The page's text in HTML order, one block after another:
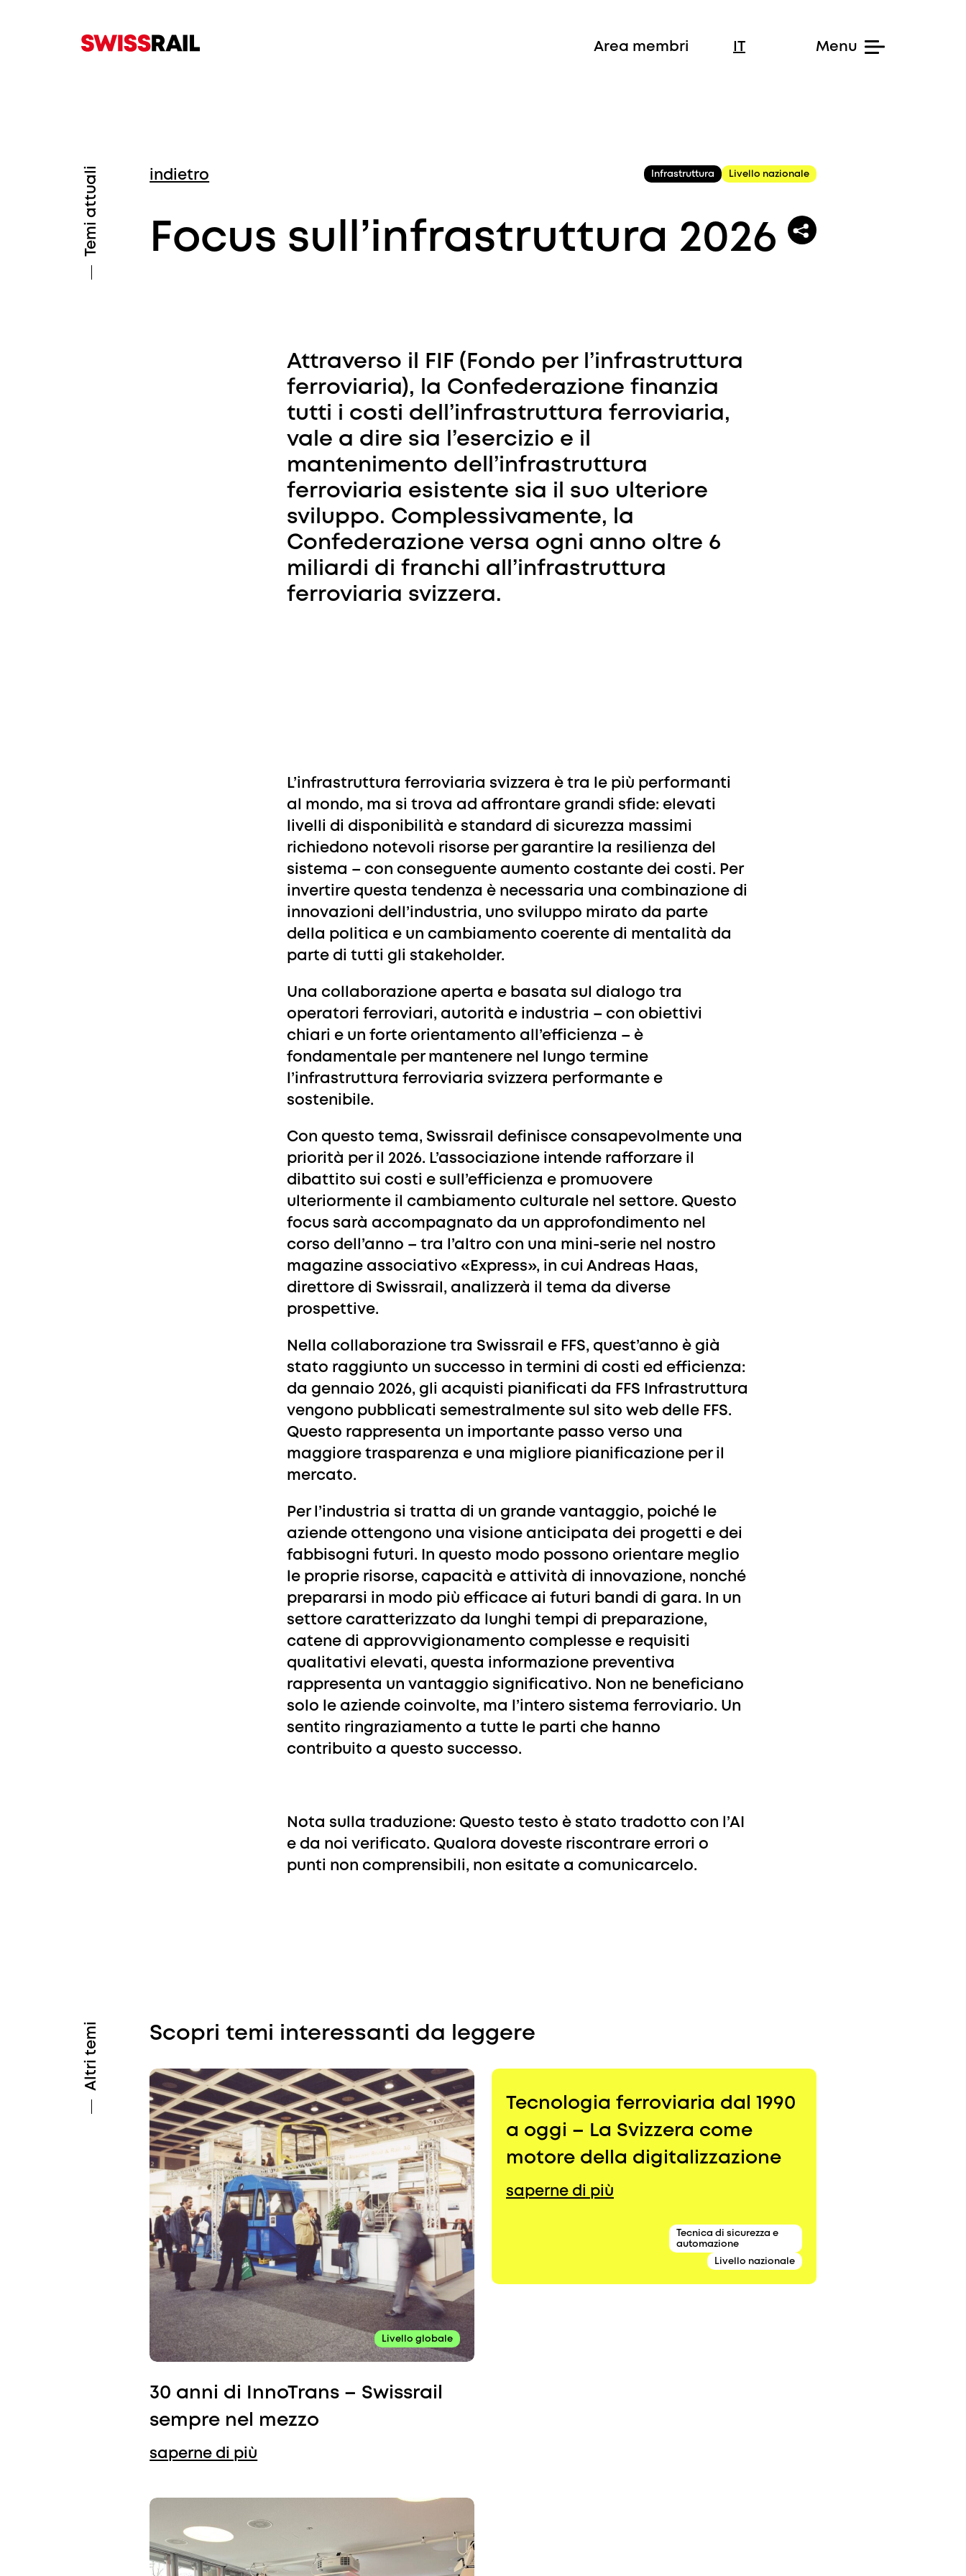
Area membri IT
Temi attuali Infrastruttura Livello nazionale
indietro
Focus sull’infrastruttura 2026
Attraverso il FIF (Fondo per l’infrastruttura
ferroviaria), la Confederazione finanzia
tutti i costi dell’infrastruttura ferroviaria,
vale a dire sia l’esercizio e il
mantenimento dell’infrastruttura
ferroviaria esistente sia il suo ulteriore
sviluppo. Complessivamente, la
Confederazione versa ogni anno oltre 6
miliardi di franchi all’infrastruttura
ferroviaria svizzera.
L’infrastruttura ferroviaria svizzera è tra le più performanti
al mondo, ma si trova ad affrontare grandi sfide: elevati
livelli di disponibilità e standard di sicurezza massimi
richiedono notevoli risorse per garantire la resilienza del
sistema – con conseguente aumento costante dei costi. Per
invertire questa tendenza è necessaria una combinazione di
innovazioni dell’industria, uno sviluppo mirato da parte
della politica e un cambiamento coerente di mentalità da
parte di tutti gli stakeholder.
Una collaborazione aperta e basata sul dialogo tra
operatori ferroviari, autorità e industria – con obiettivi
chiari e un forte orientamento all’efficienza – è
fondamentale per mantenere nel lungo termine
l’infrastruttura ferroviaria svizzera performante e
sostenibile.
Con questo tema, Swissrail definisce consapevolmente una
priorità per il 2026. L’associazione intende rafforzare il
dibattito sui costi e sull’efficienza e promuovere
ulteriormente il cambiamento culturale nel settore. Questo
focus sarà accompagnato da un approfondimento nel
corso dell’anno – tra l’altro con una mini-serie nel nostro
magazine associativo «Express», in cui Andreas Haas,
direttore di Swissrail, analizzerà il tema da diverse
prospettive.
Nella collaborazione tra Swissrail e FFS, quest’anno è già
stato raggiunto un successo in termini di costi ed efficienza:
da gennaio 2026, gli acquisti pianificati da FFS Infrastruttura
vengono pubblicati semestralmente sul sito web delle FFS.
Questo rappresenta un importante passo verso una
maggiore trasparenza e una migliore pianificazione per il
mercato.
Per l’industria si tratta di un grande vantaggio, poiché le
aziende ottengono una visione anticipata dei progetti e dei
fabbisogni futuri. In questo modo possono orientare meglio
le proprie risorse, capacità e attività di innovazione, nonché
prepararsi in modo più efficace ai futuri bandi di gara. In un
settore caratterizzato da lunghi tempi di preparazione,
catene di approvvigionamento complesse e requisiti
qualitativi elevati, questa informazione preventiva
rappresenta un vantaggio significativo. Non ne beneficiano
solo le aziende coinvolte, ma l’intero sistema ferroviario. Un
sentito ringraziamento a tutte le parti che hanno
contribuito a questo successo.
Nota sulla traduzione: Questo testo è stato tradotto con l’AI
e da noi verificato. Qualora doveste riscontrare errori o
punti non comprensibili, non esitate a comunicarcelo.
Altri temi Scopri temi interessanti da leggere
30 anni di InnoTrans – Swissrail
sempre nel mezzo
saperne di più
Livello globale
Tecnologia ferroviaria dal 1990
a oggi – La Svizzera come
motore della digitalizzazione
saperne di più
Tecnica di sicurezza e
automazione
Livello nazionale